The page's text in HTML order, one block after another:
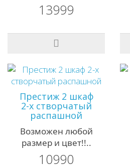
13999
Престиж 2 шкаф
2-х створчатый
распашной
Возможен любой
размер и цвет!!..
10990